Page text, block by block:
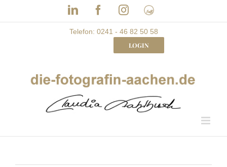
LinkedInFacebookInstagram
Frau
mit
Bizz
Telefon: 0241 - 46 82 50 58
LOGIN